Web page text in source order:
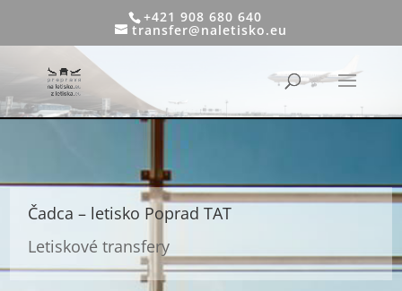
+421 908 680 640
transfer@naletisko.eu
Čadca – letisko Poprad TAT
Letiskové transfery